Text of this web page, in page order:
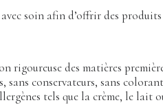
soin afin d’offrir des
rigoureuse des matières
sans conservateurs, sans
tels que la crème, le lait